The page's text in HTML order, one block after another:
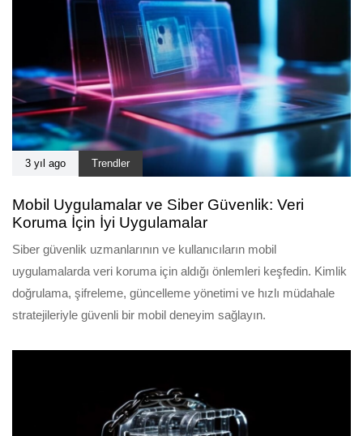
3 yıl ago Trendler
Mobil Uygulamalar ve Siber Güvenlik: Veri
Koruma İçin İyi Uygulamalar
Siber güvenlik uzmanlarının ve kullanıcıların mobil
uygulamalarda veri koruma için aldığı önlemleri keşfedin. Kimlik
doğrulama, şifreleme, güncelleme yönetimi ve hızlı müdahale
stratejileriyle güvenli bir mobil deneyim sağlayın.